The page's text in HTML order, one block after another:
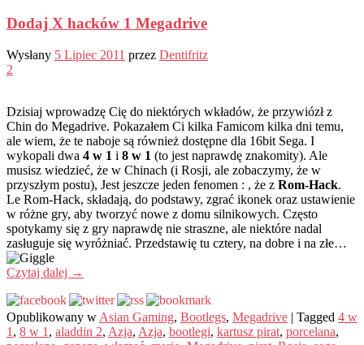
Dodaj X hacków 1 Megadrive
Wysłany 5 Lipiec 2011 przez Dentifritz
2
Dzisiaj wprowadzę Cię do niektórych wkładów, że przywiózł z
Chin do Megadrive. Pokazałem Ci kilka Famicom kilka dni temu,
ale wiem, że te naboje są również dostępne dla 16bit Sega. I
wykopali dwa 4 w 1 i 8 w 1 (to jest naprawdę znakomity). Ale
musisz wiedzieć, że w Chinach (i Rosji, ale zobaczymy, że w
przyszłym postu), Jest jeszcze jeden fenomen : , że z Rom-Hack.
Le Rom-Hack, składają, do podstawy, zgrać ikonek oraz ustawienie
w różne gry, aby tworzyć nowe z domu silnikowych. Często
spotykamy się z gry naprawdę nie straszne, ale niektóre nadal
zasługuje się wyróżniać. Przedstawię tu cztery, na dobre i na złe…
Czytaj dalej →
Opublikowany w Asian Gaming, Bootlegs, Megadrive | Tagged 4 w
1 , 8 w 1 , aladdin 2, Azja, Azja, bootlegi, kartusz pirat, porcelana,